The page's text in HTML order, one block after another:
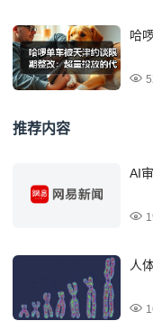
哈
推荐内容
AI
人